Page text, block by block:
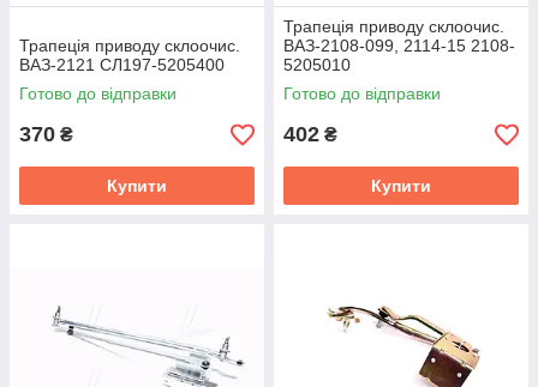
Трапеція приводу склоочис.
ВАЗ-2121 СЛ197-5205400
Готово до відправки
370 ₴
Купити
Трапеція приводу склоочис.
ВАЗ-2108-099, 2114-15 2108-
5205010
Готово до відправки
402 ₴
Купити